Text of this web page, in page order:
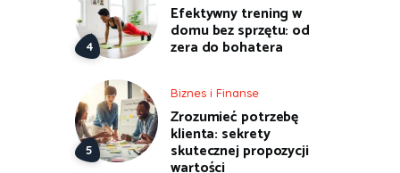
Efektywny trening w
domu bez sprzętu: od
zera do bohatera
Biznes i Finanse
Zrozumieć potrzebę
klienta: sekrety
skutecznej propozycji
wartości